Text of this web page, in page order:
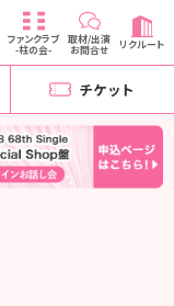
ファンクラブ
-柱の会-
取材/出演
お問合せ リクルート
チケット